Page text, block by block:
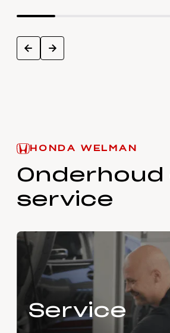
prev next
HONDA WELMAN
Onderhoud
service
Service